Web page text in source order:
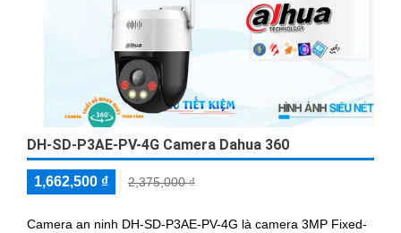
DH-SD-P3AE-PV-4G Camera Dahua 360
1,662,500 ₫ 2,375,000 ₫
Camera an ninh DH-SD-P3AE-PV-4G là camera 3MP Fixed-